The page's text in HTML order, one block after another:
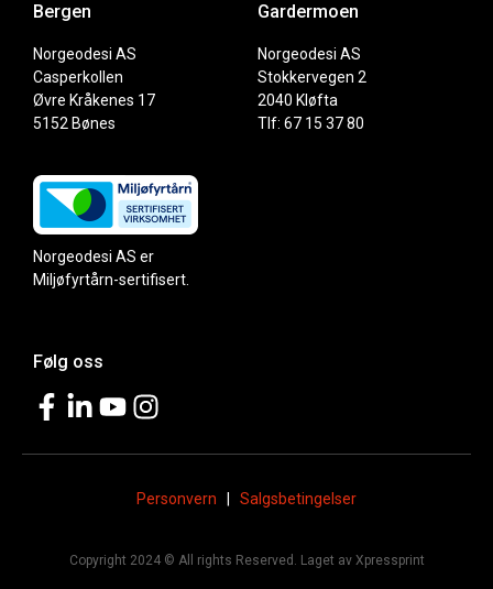
Bergen
Norgeodesi AS
Casperkollen
Øvre Kråkenes 17
5152 Bønes
Gardermoen
Norgeodesi AS
Stokkervegen 2
2040 Kløfta
Tlf: 67 15 37 80
Norgeodesi AS er
Miljøfyrtårn-sertifisert.
Følg oss
Personvern Salgsbetingelser
Copyright 2024 © All rights Reserved. Laget av Xpressprint